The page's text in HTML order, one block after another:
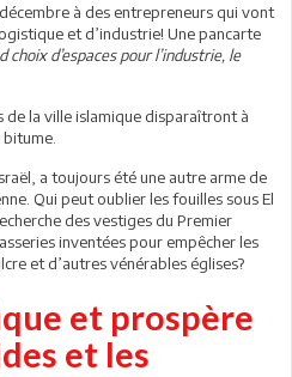
à des entrepreneurs qui vont
et d’industrie! Une pancarte
d’espaces pour l’industrie, le
de la ville islamique disparaîtront à
a toujours été une autre arme de
Qui peut oublier les fouilles sous El
des vestiges du Premier
inventées pour empêcher les
et d’autres vénérables églises?
et prospère
et les